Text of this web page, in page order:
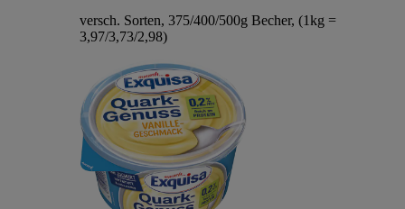
versch. Sorten, 375/400/500g Becher, (1kg =
3,97/3,73/2,98)